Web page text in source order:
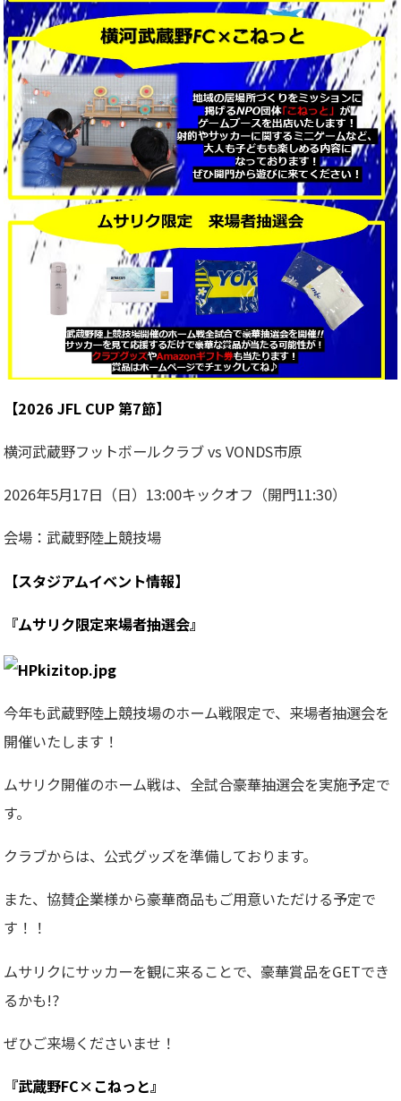
【2026 JFL CUP 第7節】
横河武蔵野フットボールクラブ vs VONDS市原
2026年5月17日（日）13:00キックオフ（開門11:30）
会場： 武蔵野陸上競技場
【スタジアムイベント情報】
『ムサリク限定来場者抽選会』
今年も武蔵野陸上競技場のホーム戦限定で、来場者抽選会を
開催いたします！
ムサリク開催のホーム戦は、全試合豪華抽選会を実施予定で
す。
クラブからは、公式グッズを準備しております。
また、協賛企業様から豪華商品もご用意いただける予定で
す！！
ムサリクにサッカーを観に来ることで、豪華賞品をGETでき
るかも!?
ぜひご来場くださいませ！
『武蔵野FC×こねっと』